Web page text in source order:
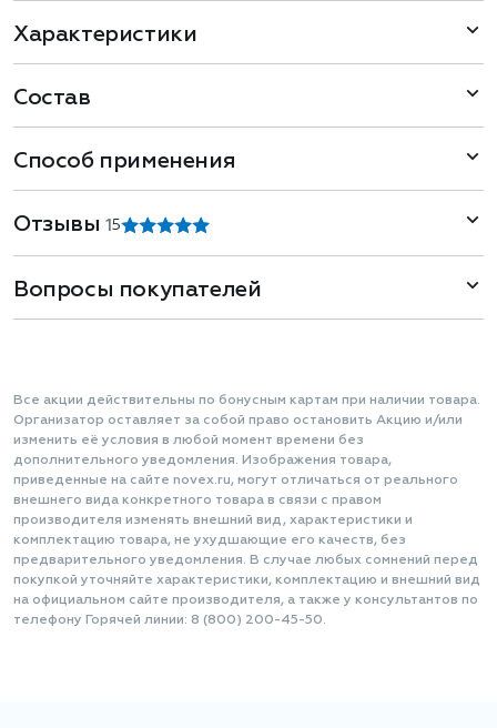
Характеристики
Состав
Способ применения
Отзывы1 5
Вопросы покупателей
Все акции действительны по бонусным картам при наличии товара.
Организатор оставляет за собой право остановить Акцию и/или
изменить её условия в любой момент времени без
дополнительного уведомления. Изображения товара,
приведенные на сайте novex.ru, могут отличаться от реального
внешнего вида конкретного товара в связи с правом
производителя изменять внешний вид, характеристики и
комплектацию товара, не ухудшающие его качеств, без
предварительного уведомления. В случае любых сомнений перед
покупкой уточняйте характеристики, комплектацию и внешний вид
на официальном сайте производителя, а также у консультантов по
телефону Горячей линии: 8 (800) 200-45-50.